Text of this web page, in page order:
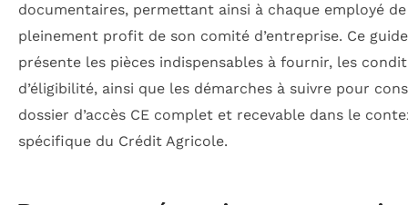
documentaires, permettant ainsi à chaque employé
pleinement profit de son comité d’entreprise. Ce
présente les pièces indispensables à fournir, les
d’éligibilité, ainsi que les démarches à suivre pour
dossier d’accès CE complet et recevable dans le
spécifique du Crédit Agricole.